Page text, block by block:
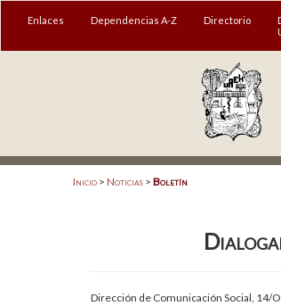
MENÚ
Enlaces Dependencias A-Z Directorio
Inicio > Noticias > Boletín
Dirección de Comunicación Social, 14/